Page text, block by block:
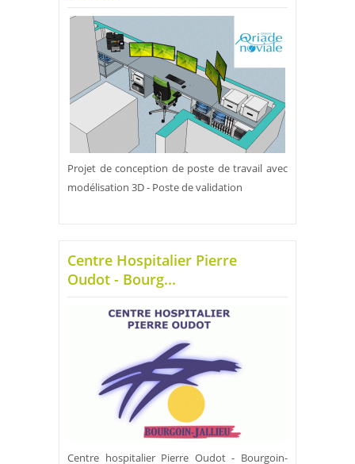
Projet de conception de poste de travail avec
modélisation 3D - Poste de validation
Centre Hospitalier Pierre
Oudot - Bourg...
Centre hospitalier Pierre Oudot - Bourgoin-